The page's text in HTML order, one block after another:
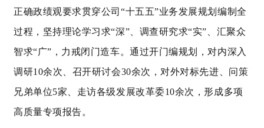
正确政绩观要求贯穿公司“十五五”业务发展规划编制全
过程，坚持理论学习求“深”、调查研究求“实”、汇聚众
智求“广”，力戒闭门造车。通过开门编规划，对内深入
调研10余次、召开研讨会30余次，对外对标先进、问策
兄弟单位5家、走访各级发展改革委10余次，形成多项
高质量专项报告。